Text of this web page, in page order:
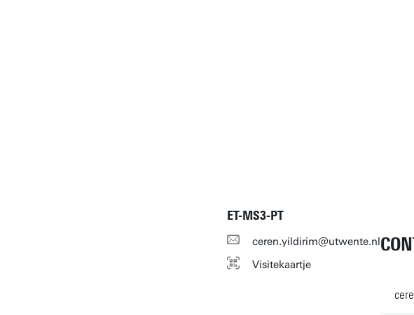
ET-MS3-PT
ceren.yildirim@utwente.nl
Visitekaartje